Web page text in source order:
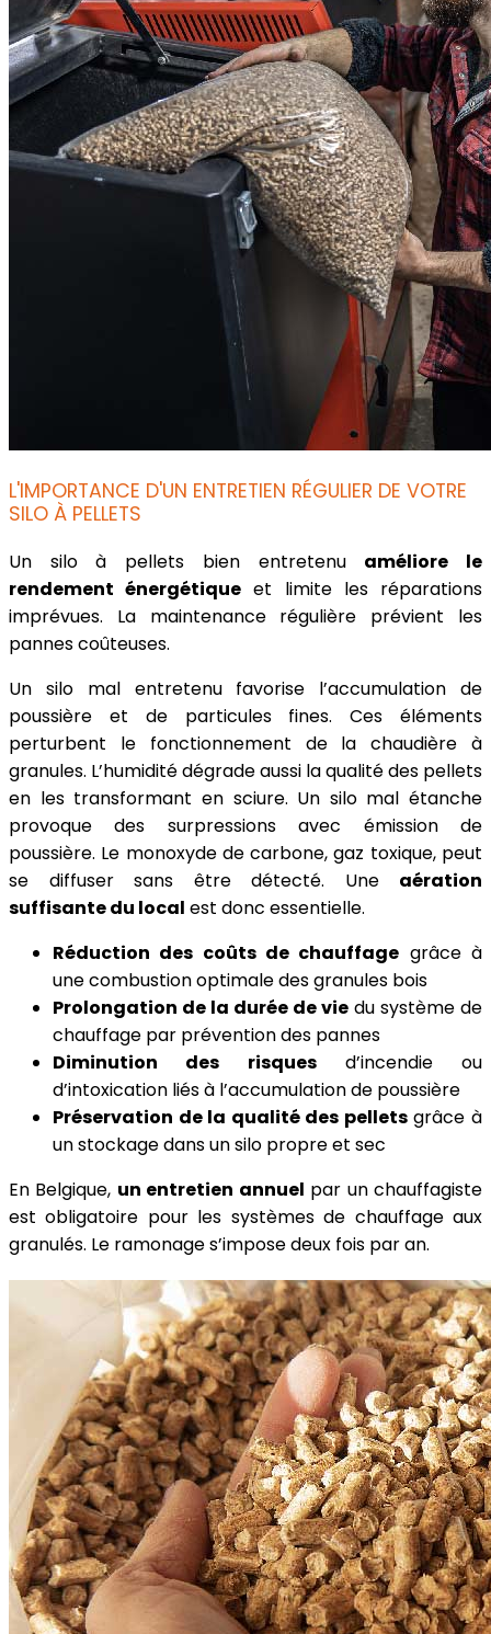
L'IMPORTANCE D'UN ENTRETIEN RÉGULIER DE VOTRE
SILO À PELLETS
Un silo à pellets bien entretenu améliore le
rendement énergétique et limite les réparations
imprévues. La maintenance régulière prévient les
pannes coûteuses.
Un silo mal entretenu favorise l’accumulation de
poussière et de particules fines. Ces éléments
perturbent le fonctionnement de la chaudière à
granules. L’humidité dégrade aussi la qualité des pellets
en les transformant en sciure. Un silo mal étanche
provoque des surpressions avec émission de
poussière. Le monoxyde de carbone, gaz toxique, peut
se diffuser sans être détecté. Une aération
suffisante du local est donc essentielle.
Réduction des coûts de chauffage grâce à
une combustion optimale des granules bois
Prolongation de la durée de vie du système de
chauffage par prévention des pannes
Diminution des risquesd’incendie ou
d’intoxication liés à l’accumulation de poussière
Préservation de la qualité des pelletsgrâce à
un stockage dans un silo propre et sec
En Belgique, un entretien annuel par un chauffagiste
est obligatoire pour les systèmes de chauffage aux
granulés. Le ramonage s’impose deux fois par an.